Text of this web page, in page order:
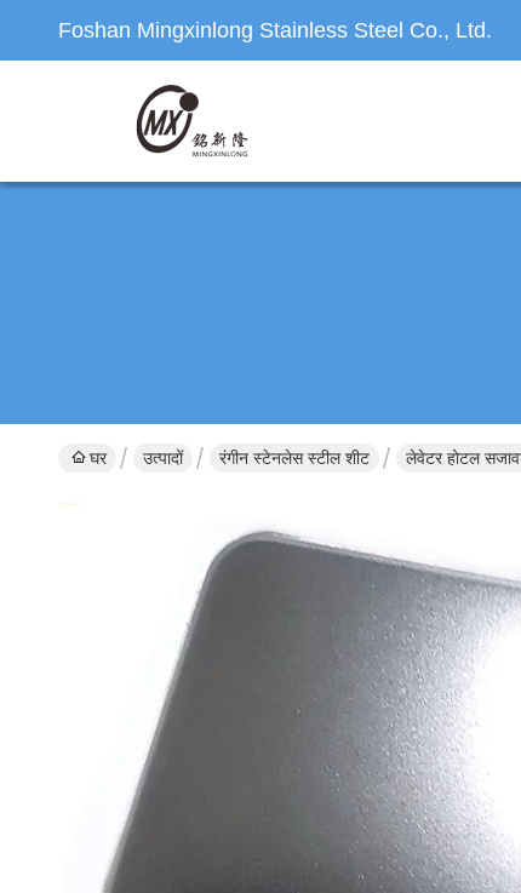
Foshan Mingxinlong Stainless Steel Co., Ltd.
घर उत्पादों रंगीन स्टेनलेस स्टील शीट लेवेटर होटल